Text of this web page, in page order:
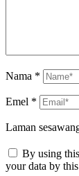
Nama *
Emel *
Laman
By using
your data by